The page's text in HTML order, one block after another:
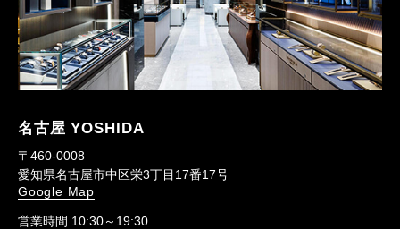
名古屋 YOSHIDA
〒460-0008
愛知県名古屋市中区栄3丁目17番17号
Google Map
営業時間 10:30～19:30